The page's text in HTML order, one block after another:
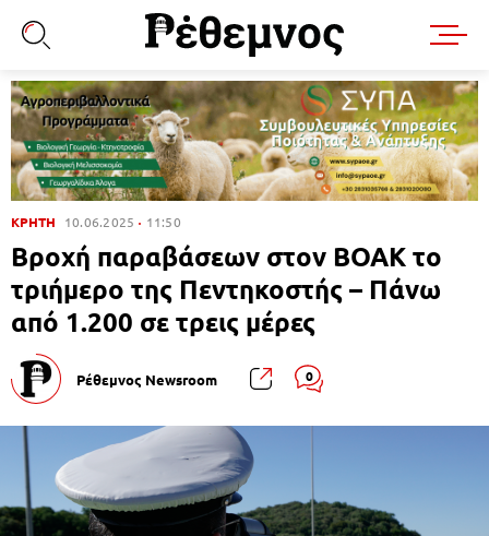
ΚΡΗΤΗ 10.06.2025 11:50
Βροχή παραβάσεων στον ΒΟΑΚ το
τριήμερο της Πεντηκοστής – Πάνω
από 1.200 σε τρεις μέρες
Ρέθεμνος Newsroom 0